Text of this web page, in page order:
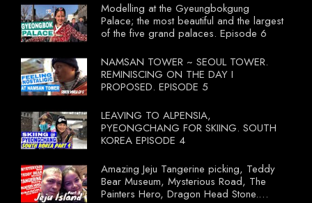
Modelling at the Gyeungbokgung
Palace; the most beautiful and the largest
of the five grand palaces. Episode 6
NAMSAN TOWER ~ SEOUL TOWER.
REMINISCING ON THE DAY I
PROPOSED. EPISODE 5
LEAVING TO ALPENSIA,
PYEONGCHANG FOR SKIING. SOUTH
KOREA EPISODE 4
Amazing Jeju Tangerine picking, Teddy
Bear Museum, Mysterious Road, The
Painters Hero, Dragon Head Stone.